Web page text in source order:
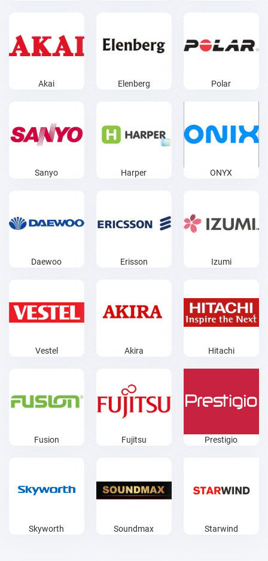
Akai Elenberg Polar
Sanyo Harper ONYX
Daewoo Erisson Izumi
Vestel Akira Hitachi
Fusion Fujitsu Prestigio
Skyworth Soundmax Starwind